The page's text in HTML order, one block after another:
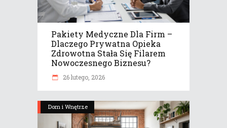
Pakiety Medyczne Dla Firm –
Dlaczego Prywatna Opieka
Zdrowotna Stała Się Filarem
Nowoczesnego Biznesu?
26 lutego, 2026
Dom i Wnętrze